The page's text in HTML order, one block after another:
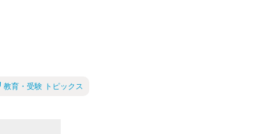
教育・受験 トピックス